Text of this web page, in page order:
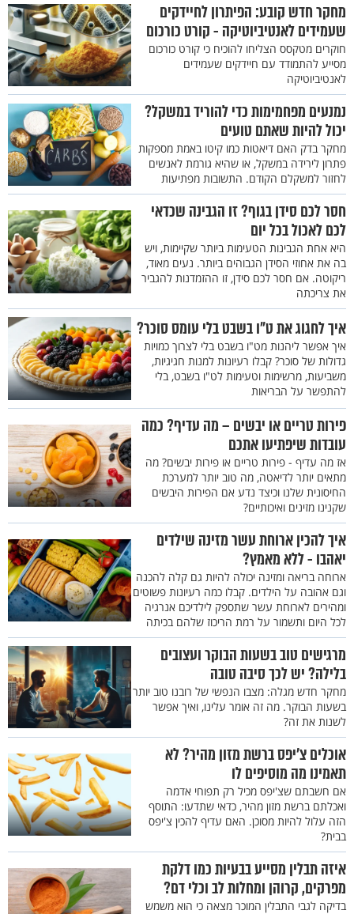
מחקר חדש קובע: הפיתרון לחיידקים
שעמידים לאנטיביוטיקה - קורט כורכום
חוקרים מטקסס הצליחו להוכיח כי קורט כורכום
מסייע להתמודד עם חיידקים שעמידים
לאנטיביוטיקה
נמנעים מפחמימות כדי להוריד במשקל?
יכול להיות שאתם טועים
מחקר בדק האם דיאטות כמו קיטו באמת מספקות
פתרון לירידה במשקל, או שהיא גורמת לאנשים
לחזור למשקלם הקודם. התשובות מפתיעות
חסר לכם סידן בגוף? זו הגבינה שכדאי
לכם לאכול בכל יום
היא אחת הגבינות הטעימות ביותר שקיימות, ויש
בה את אחוזי הסידן הגבוהים ביותר. נעים מאוד,
ריקוטה. אם חסר לכם סידן, זו ההזמדנות להגביר
את צריכתה
איך לחגוג את ט"ו בשבט בלי עומס סוכר?
איך אפשר ליהנות מט"ו בשבט בלי לצרוך כמויות
גדולות של סוכר? קבלו רעיונות למנות חגיגיות,
משביעות, מרשימות וטעימות לט"ו בשבט, בלי
להתפשר על הבריאות
פירות טריים או יבשים – מה עדיף? כמה
עובדות שיפתיעו אתכם
אז מה עדיף - פירות טריים או פירות יבשים? מה
מתאים יותר לדיאטה, מה טוב יותר למערכת
החיסונית שלנו וכיצד נדע אם הפירות היבשים
שקנינו מזינים ואיכותיים?
איך להכין ארוחת עשר מזינה שילדים
יאהבו - ללא מאמץ?
ארוחה בריאה ומזינה יכולה להיות גם קלה להכנה
וגם אהובה על הילדים. קבלו כמה רעיונות פשוטים
ומהירים לארוחת עשר שתספק לילדיכם אנרגיה
לכל היום ותשמור על רמת הריכוז שלהם בכיתה
מרגישים טוב בשעות הבוקר ועצובים
בלילה? יש לכך סיבה טובה
מחקר חדש מגלה: מצבו הנפשי של רובנו טוב יותר
בשעות הבוקר. מה זה אומר עלינו, ואיך אפשר
לשנות את זה?
אוכלים צ'יפס ברשת מזון מהיר? לא
תאמינו מה מוסיפים לו
אם חשבתם שצ'יפס מכיל רק תפוחי אדמה
ואכלתם ברשת מזון מהיר, כדאי שתדעו: התוסף
הזה עלול להיות מסוכן. האם עדיף להכין צ'יפס
בבית?
איזה תבלין מסייע בבעיות כמו דלקת
מפרקים, קרוהן ומחלות לב וכלי דם?
בדיקה לגבי התבלין המוכר מצאה כי הוא משמש